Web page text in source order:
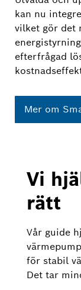
kan nu
vilket gör det
efterfrågad
Mer om
Vi
rätt
Vår guide
för stabil
Det tar